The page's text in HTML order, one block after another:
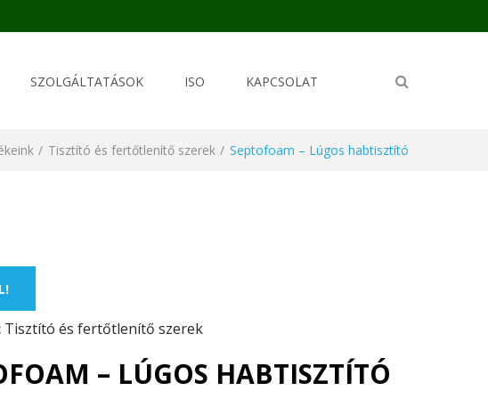
SZOLGÁLTATÁSOK ISO KAPCSOLAT
/ Tisztító és fertőtlenítő szerek / Septofoam – Lúgos habtisztító
– LÚGOS HABTISZTÍTÓ
Tisztító és fertőtlenítő szerek